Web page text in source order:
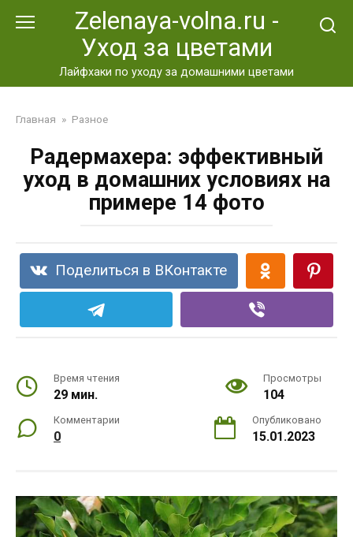
Zelenaya-volna.ru -
Уход за цветами
Лайфхаки по уходу за домашними цветами
Главная » Разное
Радермахера: эффективный
уход в домашних условиях на
примере 14 фото
Поделиться в ВКонтакте
Время чтения
29 мин.
Просмотры
104
Комментарии
0
Опубликовано
15.01.2023